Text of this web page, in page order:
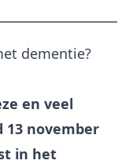
dementie?
en veel
13 november
in het